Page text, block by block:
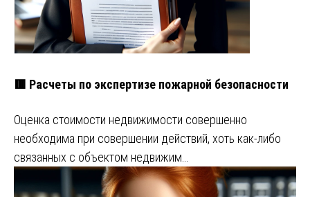
🟥 Расчеты по экспертизе пожарной безопасности
Оценка стоимости недвижимости совершенно
необходима при совершении действий, хоть как-либо
связанных с объектом недвижим…